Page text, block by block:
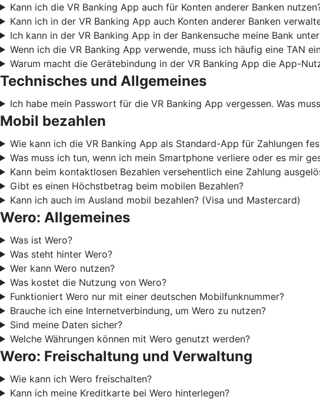
Kann ich die VR Banking App auch für Konten anderer Banken
Kann ich in der VR Banking App auch Konten anderer Banken
Ich kann in der VR Banking App in der Bankensuche meine Bank
Wenn ich die VR Banking App verwende, muss ich häufig eine TAN
Warum macht die Gerätebindung in der VR Banking App die App-
Technisches und Allgemeines
Ich habe mein Passwort für die VR Banking App vergessen. Was
Mobil bezahlen
Wie kann ich die VR Banking App als Standard-App für Zahlungen
Was muss ich tun, wenn ich mein Smartphone verliere oder es mir
Kann beim kontaktlosen Bezahlen versehentlich eine Zahlung
Gibt es einen Höchstbetrag beim mobilen Bezahlen?
Kann ich auch im Ausland mobil bezahlen? (Visa und Mastercard)
Wero: Allgemeines
Was ist Wero?
Was steht hinter Wero?
Wer kann Wero nutzen?
Was kostet die Nutzung von Wero?
Funktioniert Wero nur mit einer deutschen Mobilfunknummer?
Brauche ich eine Internetverbindung, um Wero zu nutzen?
Sind meine Daten sicher?
Welche Währungen können mit Wero genutzt werden?
Wero: Freischaltung und Verwaltung
Wie kann ich Wero freischalten?
Kann ich meine Kreditkarte bei Wero hinterlegen?